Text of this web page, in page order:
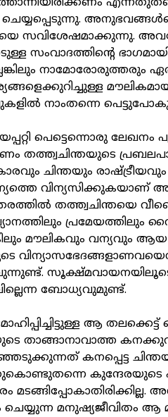
ചെയ്യപ്പെടുന്നു.
സവിശേഷമാക്കുന്നു.
സംവാദത്തിന്റെ
നാമോരോരുത്തരും
നാംതന്നെ
പെട്ടെന്നൊരു
തത്ത്വചിന്തയുടെ
ചിന്തയും
വിന്യസിക്കുകയാണ്
തത്ത്വചിന്തയെ
പ്രമേയത്തിലും
മൗലികവും വന്യവും
ബോധ്യവുമുണ്ട്.
ആ
താങ്ങാനാവാത്ത
കനപ്പെട്ട
കുന്ദേരയുടെ
മടങ്ങിപ്പോകാതിരിക്കില്ല.
മനുഷ്യജീവിതം ആ